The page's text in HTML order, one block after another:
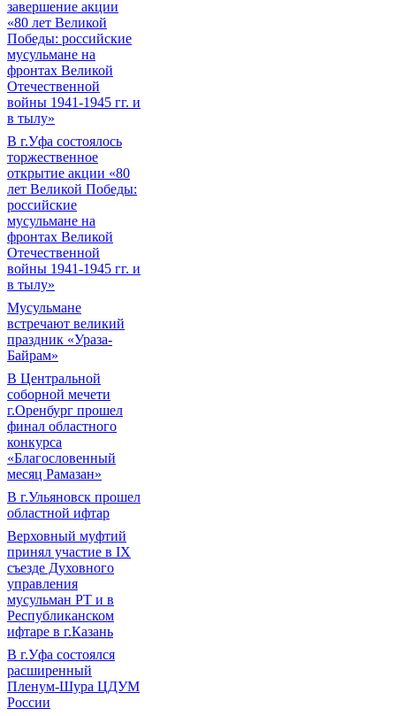
завершение акции
«80 лет Великой
Победы: российские
мусульмане на
фронтах Великой
Отечественной
войны 1941-1945 гг. и
в тылу»
В г.Уфа состоялось
торжественное
открытие акции «80
лет Великой Победы:
российские
мусульмане на
фронтах Великой
Отечественной
войны 1941-1945 гг. и
в тылу»
Мусульмане
встречают великий
праздник «Ураза-
Байрам»
В Центральной
соборной мечети
г.Оренбург прошел
финал областного
конкурса
«Благословенный
месяц Рамазан»
В г.Ульяновск прошел
областной ифтар
Верховный муфтий
принял участие в IХ
съезде Духовного
управления
мусульман РТ и в
Республиканском
ифтаре в г.Казань
В г.Уфа состоялся
расширенный
Пленум-Шура ЦДУМ
России